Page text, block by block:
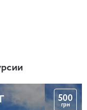
500
грн